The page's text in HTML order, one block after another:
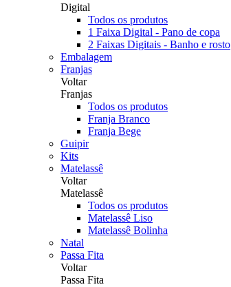
Digital
Todos os produtos
1 Faixa Digital - Pano de copa
2 Faixas Digitais - Banho e rosto
Embalagem
Franjas
Voltar
Franjas
Todos os produtos
Franja Branco
Franja Bege
Guipir
Kits
Matelassê
Voltar
Matelassê
Todos os produtos
Matelassê Liso
Matelassê Bolinha
Natal
Passa Fita
Voltar
Passa Fita